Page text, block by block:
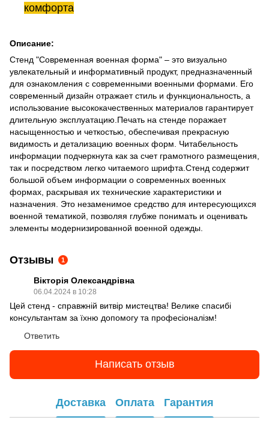
комфорта
Описание:
Стенд "Современная военная форма" – это визуально
увлекательный и информативный продукт, предназначенный
для ознакомления с современными военными формами. Его
современный дизайн отражает стиль и функциональность, а
использование высококачественных материалов гарантирует
длительную эксплуатацию.Печать на стенде поражает
насыщенностью и четкостью, обеспечивая прекрасную
видимость и детализацию военных форм. Читабельность
информации подчеркнута как за счет грамотного размещения,
так и посредством легко читаемого шрифта.Стенд содержит
большой объем информации о современных военных
формах, раскрывая их технические характеристики и
назначения. Это незаменимое средство для интересующихся
военной тематикой, позволяя глубже понимать и оценивать
элементы модернизированной военной одежды.
Отзывы 1
Вікторія Олександрівна
06.04.2024 в 10:28
Цей стенд - справжній витвір мистецтва! Велике спасибі
консультантам за їхню допомогу та професіоналізм!
Ответить
Написать отзыв
Доставка Оплата Гарантия